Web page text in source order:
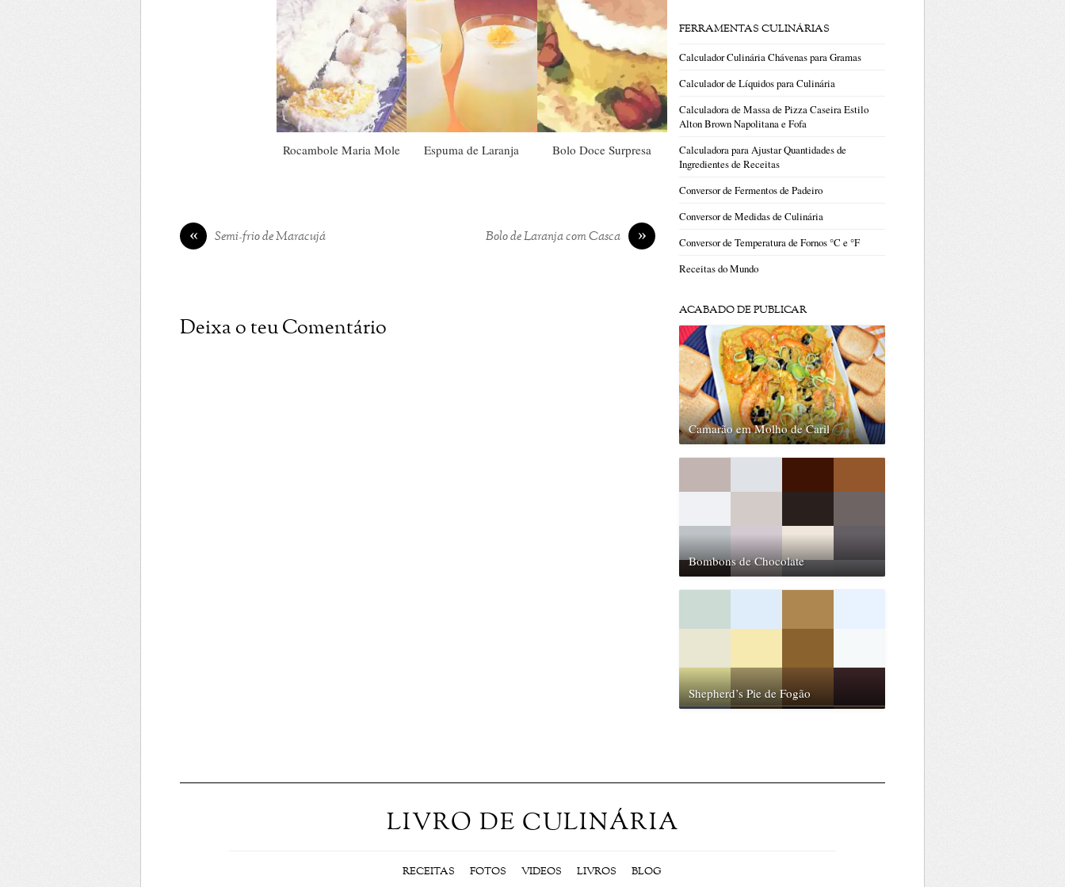
Rocambole Maria Mole Espuma de Laranja Bolo Doce Surpresa
« Semi-frio de Maracujá »
Bolo de Laranja com Casca
Deixa o teu Comentário
FERRAMENTAS CULINÁRIAS
Calculador Culinária Chávenas para Gramas
Calculador de Líquidos para Culinária
Calculadora de Massa de Pizza Caseira Estilo
Alton Brown Napolitana e Fofa
Calculadora para Ajustar Quantidades de
Ingredientes de Receitas
Conversor de Fermentos de Padeiro
Conversor de Medidas de Culinária
Conversor de Temperatura de Fornos °C e °F
Receitas do Mundo
ACABADO DE PUBLICAR
Camarão em Molho de Caril
Bombons de Chocolate
Shepherd’s Pie de Fogão
LIVRO DE CULINÁRIA
RECEITAS FOTOS VIDEOS LIVROS BLOG